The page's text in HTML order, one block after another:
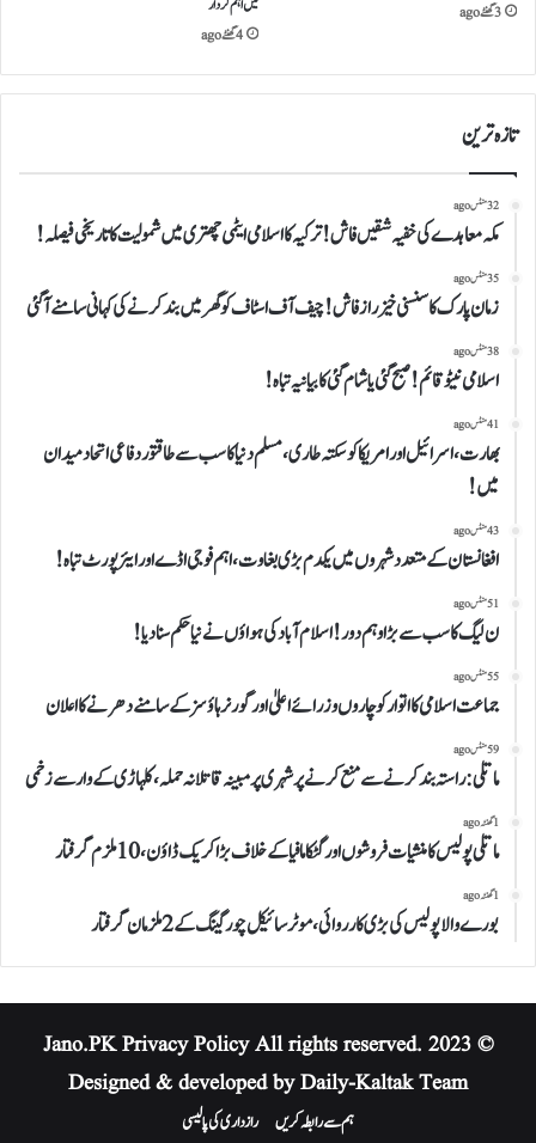
3 گھنٹے ago
میں اہم کردار
4 گھنٹے ago
تازہ ترین
32 منٹس ago
مکہ معاہدے کی خفیہ شقیں فاش!ترکیہ کا اسلامی ایٹمی چھتری میں شمولیت کا تاریخی فیصلہ!
35 منٹس ago
زمان پارک کا سنسنی خیز راز فاش!چیف آف اسٹاف کو گھر میں بند کرنے کی کہانی سامنے آ گئی
38 منٹس ago
اسلامی نیٹو قائم!صبح گئی یاشام گئی کا بیانیہ تباہ!
41 منٹس ago
بھارت،اسرائیل اور امریکاکو سکتہ طاری،مسلم دنیا کاسب سے طاقتور دفاعی اتحاد میدان
میں!
43 منٹس ago
افغانستان کے متعدد شہروں میں یکدم بڑی بغاوت،اہم فوجی اڈے اور ایئرپورٹ تباہ!
51 منٹس ago
ن لیگ کاسب سے بڑاوہم دور!اسلام آباد کی ہواؤں نے نیا حکم سنا دیا!
55 منٹس ago
جماعت اسلامی کااتوارکوچاروں وزرائے اعلیٰ اور گورنر ہاؤسز کے سامنے دھرنے کا اعلان
59 منٹس ago
ماتلی: راستہ بند کرنے سے منع کرنے پر شہری پر مبینہ قاتلانہ حملہ، کلہاڑی کے وار سے زخمی
1 گھنٹہ ago
ماتلی پولیس کا منشیات فروشوں اور گٹکا مافیا کے خلاف بڑاکریک ڈاؤن،10ملزم گرفتار
1 گھنٹہ ago
بورے والا پولیس کی بڑی کارروائی، موٹر سائیکل چور گینگ کے 2 ملزمان گرفتار
© 2023 Jano.PK
Privacy PolicyAll rights reserved.
Designed & developed by Daily-Kaltak Team
ہم سے رابطہ کریں رازداری کی پالیسی